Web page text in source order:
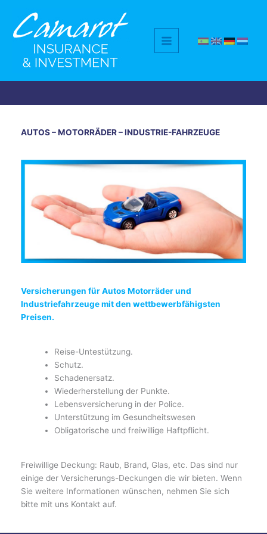
springen
AUTOS – MOTORRÄDER – INDUSTRIE-FAHRZEUGE
Versicherungen für Autos Motorräder und
Industriefahrzeuge mit den wettbewerbfähigsten
Preisen.
Reise-Untestützung.
Schutz.
Schadenersatz.
Wiederherstellung der Punkte.
Lebensversicherung in der Police.
Unterstützung im Gesundheitswesen
Obligatorische und freiwillige Haftpflicht.
Freiwillige Deckung: Raub, Brand, Glas, etc. Das sind nur
einige der Versicherungs-Deckungen die wir bieten. Wenn
Sie weitere Informationen wünschen, nehmen Sie sich
bitte mit uns Kontakt auf.